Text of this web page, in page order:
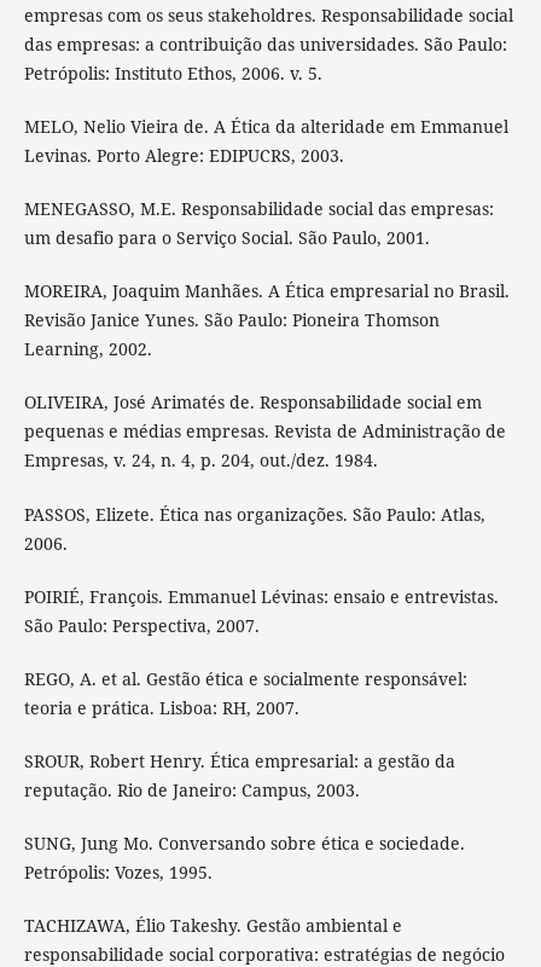
empresas com os seus stakeholdres. Responsabilidade social
das empresas: a contribuição das universidades. São Paulo:
Petrópolis: Instituto Ethos, 2006. v. 5.
MELO, Nelio Vieira de. A Ética da alteridade em Emmanuel
Levinas. Porto Alegre: EDIPUCRS, 2003.
MENEGASSO, M.E. Responsabilidade social das empresas:
um desafio para o Serviço Social. São Paulo, 2001.
MOREIRA, Joaquim Manhães. A Ética empresarial no Brasil.
Revisão Janice Yunes. São Paulo: Pioneira Thomson
Learning, 2002.
OLIVEIRA, José Arimatés de. Responsabilidade social em
pequenas e médias empresas. Revista de Administração de
Empresas, v. 24, n. 4, p. 204, out./dez. 1984.
PASSOS, Elizete. Ética nas organizações. São Paulo: Atlas,
2006.
POIRIÉ, François. Emmanuel Lévinas: ensaio e entrevistas.
São Paulo: Perspectiva, 2007.
REGO, A. et al. Gestão ética e socialmente responsável:
teoria e prática. Lisboa: RH, 2007.
SROUR, Robert Henry. Ética empresarial: a gestão da
reputação. Rio de Janeiro: Campus, 2003.
SUNG, Jung Mo. Conversando sobre ética e sociedade.
Petrópolis: Vozes, 1995.
TACHIZAWA, Élio Takeshy. Gestão ambiental e
responsabilidade social corporativa: estratégias de negócio